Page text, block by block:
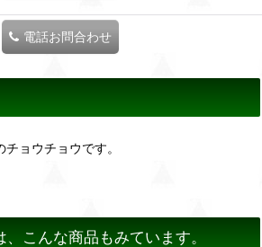
電話お問合わせ
ョウチョウです。
こんな商品もみています。